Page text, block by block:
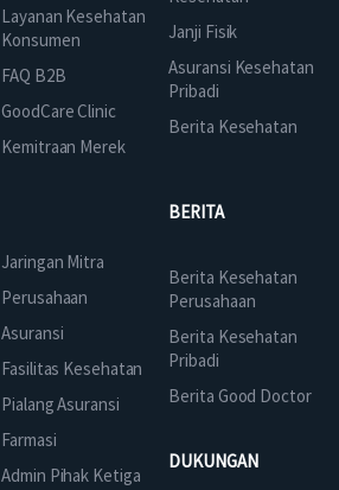
Layanan Kesehatan
Konsumen
FAQ B2B
GoodCare Clinic
Kemitraan Merek
Janji Fisik
Asuransi Kesehatan
Pribadi
Berita Kesehatan
Jaringan Mitra
Perusahaan
Asuransi
Fasilitas Kesehatan
Pialang Asuransi
Farmasi
Admin Pihak Ketiga
BERITA
Berita Kesehatan
Perusahaan
Berita Kesehatan
Pribadi
Berita Good Doctor
DUKUNGAN